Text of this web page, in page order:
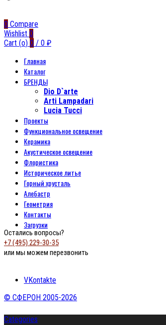
0 Compare
Wishlist 0
Cart (o) 0 / 0 ₽
Главная
Каталог
БРЕНДЫ
Dio D`arte
Arti Lampadari
Lucia Tucci
Проекты
Функциональное освещение
Керамика
Акустическое освещение
Флористика
Историческое литье
Горный хрусталь
Алебастр
Геометрия
Контакты
Загрузки
Остались вопросы?
+7 (495) 229-30-35
или мы можем перезвонить
VKontakte
© СФЕРОН 2005-2026
Categories